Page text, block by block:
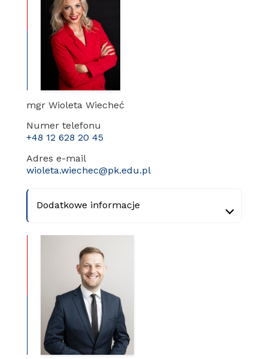
mgr Wioleta Wiecheć
Numer telefonu
+48 12 628 20 45
Adres e-mail
wioleta.wiechec@pk.edu.pl
Dodatkowe informacje